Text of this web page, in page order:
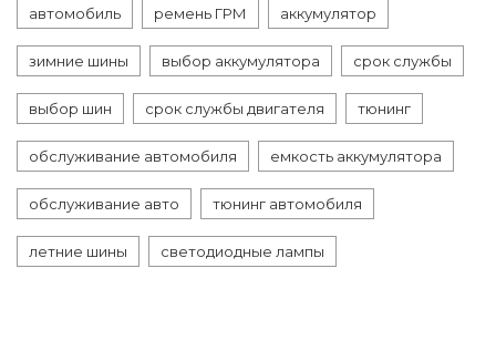
автомобиль ремень ГРМ аккумулятор
зимние шины выбор аккумулятора срок службы
выбор шин срок службы двигателя тюнинг
обслуживание автомобиля емкость аккумулятора
обслуживание авто тюнинг автомобиля
летние шины светодиодные лампы